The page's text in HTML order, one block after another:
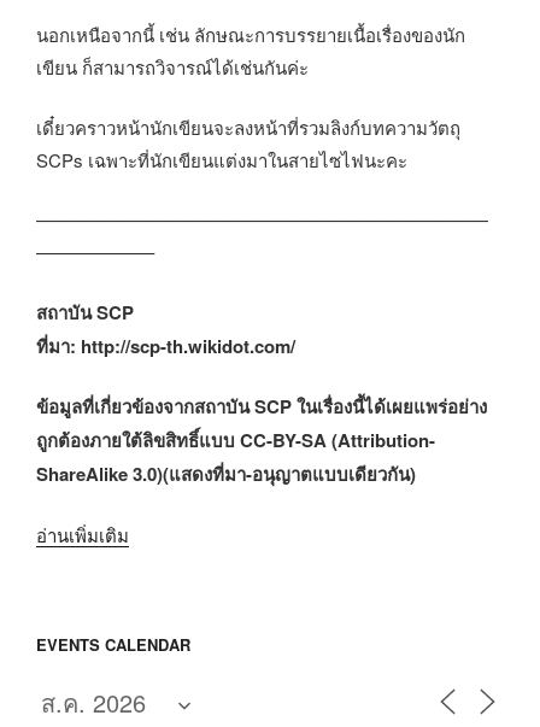
นอกเหนือจากนี้ เช่น ลักษณะการบรรยายเนื้อเรื่องของนัก
เขียน ก็สามารถวิจารณ์ได้เช่นกันค่ะ
เดี๋ยวคราวหน้านักเขียนจะลงหน้าที่รวมลิงก์บทความวัตถุ
SCPs เฉพาะที่นักเขียนแต่งมาในสายไซไฟนะคะ
—————————————————————————
——————–
สถาบัน SCP
ที่มา: http://scp-th.wikidot.com/
ข้อมูลที่เกี่ยวข้องจากสถาบัน SCP ในเรื่องนี้ได้เผยแพร่อย่าง
ถูกต้องภายใต้ลิขสิทธิ์แบบ CC-BY-SA (Attribution-
ShareAlike 3.0)(แสดงที่มา-อนุญาตแบบเดียวกัน)
อ่านเพิ่มเติม
จริง(Canon:สถาบัน
EVENTS CALENDAR